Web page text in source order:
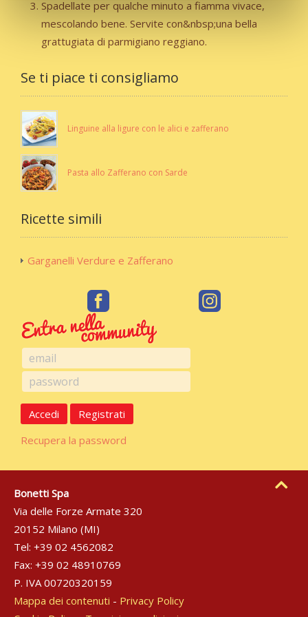
Spadellate per qualche minuto a fiamma vivace,
mescolando bene. Servite con&nbsp;una bella
grattugiata di parmigiano reggiano.
Se ti piace ti consigliamo
Linguine alla ligure con le alici e zafferano
Pasta allo Zafferano con Sarde
Ricette simili
Garganelli Verdure e Zafferano
Accedi
Registrati
Recupera la password
Bonetti Spa
Via delle Forze Armate 320
20152 Milano (MI)
Tel: +39 02 4562082
Fax: +39 02 48910769
P. IVA 00720320159
Mappa dei contenuti - Privacy Policy